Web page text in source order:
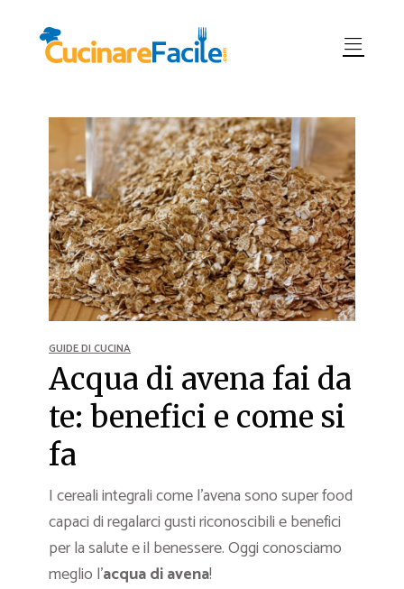
GUIDE DI CUCINA
Acqua di avena fai da
te: benefici e come si
fa
I cereali integrali come l’avena sono super food
capaci di regalarci gusti riconoscibili e benefici
per la salute e il benessere. Oggi conosciamo
meglio l’acqua di avena!